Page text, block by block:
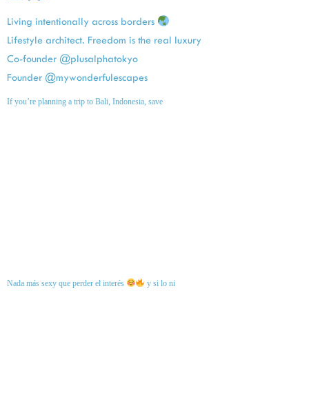
Living intentionally across borders
Lifestyle architect. Freedom is the real luxury
Co-founder @plusalphatokyo
Founder @mywonderfulescapes
If you’re planning a trip to Bali, Indonesia, save
Nada más sexy que perder el interés y si lo ni